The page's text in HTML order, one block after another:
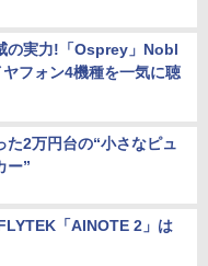
の実力!「Osprey」Nobl
フォン4機種を一気に聴
た2万円台の“小さなピュ
ー”
「AINOTE 2」は